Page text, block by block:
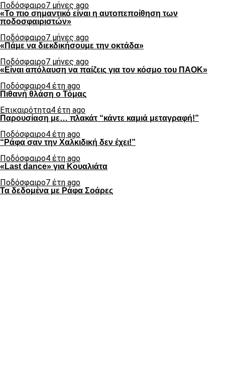
Ποδόσφαιρο7 μήνες ago
«Το πιο σημαντικό είναι η αυτοπεποίθηση των
ποδοσφαιριστών»
Ποδόσφαιρο7 μήνες ago
«Πάμε να διεκδικήσουμε την οκτάδα»
Ποδόσφαιρο7 μήνες ago
«Είναι απόλαυση να παίζεις για τον κόσμο του ΠΑΟΚ»
Ποδόσφαιρο4 έτη ago
Πιθανή θλάση ο Τόμας
Επικαιρότητα4 έτη ago
Παρουσίαση με… πλακάτ “κάντε καμιά μεταγραφή!”
Ποδόσφαιρο4 έτη ago
“Ράφα σαν την Χαλκιδική δεν έχει!”
Ποδόσφαιρο4 έτη ago
«Last dance» για Κουαλιάτα
Ποδόσφαιρο7 έτη ago
Τα δεδομένα με Ράφα Σοάρες